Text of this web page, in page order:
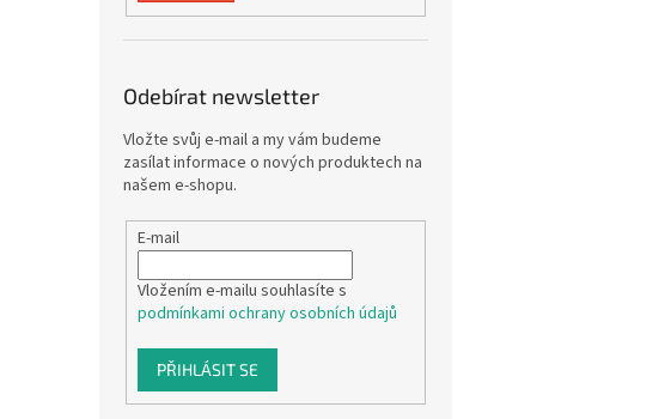
Odebírat newsletter
Vložte svůj e-mail a my vám budeme
zasílat informace o nových produktech na
našem e-shopu.
E-mail
Vložením e-mailu souhlasíte s
podmínkami ochrany osobních údajů
PŘIHLÁSIT SE